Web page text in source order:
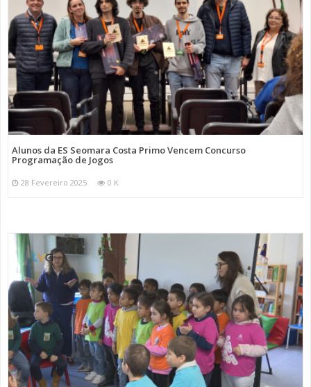
Alunos da ES Seomara Costa Primo Vencem Concurso
Programação de Jogos
28 Fevereiro 2025 0 K